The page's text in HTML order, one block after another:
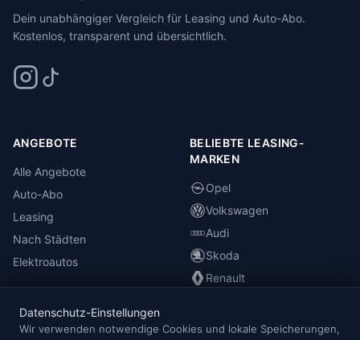
Dein unabhängiger Vergleich für Leasing und Auto-Abo.
Kostenlos, transparent und übersichtlich.
ANGEBOTE
Alle Angebote
Auto-Abo
Leasing
Nach Städten
Elektroautos
BELIEBTE LEASING-
MARKEN
Opel
Volkswagen
Audi
Skoda
Renault
INFORMATIONEN
Datenschutz-Einstellungen
Wir verwenden notwendige Cookies und lokale Speicherungen,